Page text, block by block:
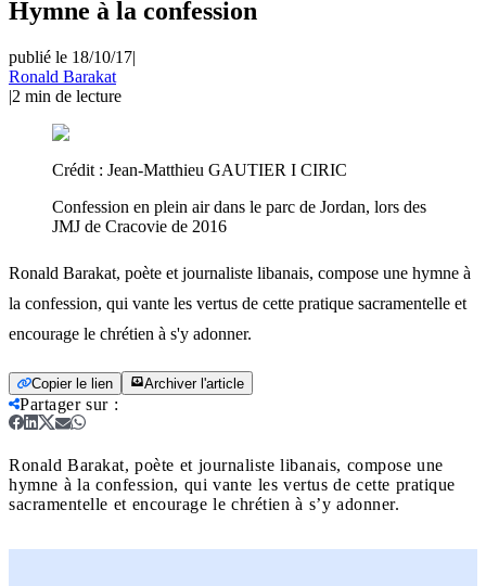
Hymne à la confession
publié le 18/10/17|
Ronald Barakat
|2 min de lecture
Crédit : Jean-Matthieu GAUTIER I CIRIC
Confession en plein air dans le parc de Jordan, lors des
JMJ de Cracovie de 2016
Ronald Barakat, poète et journaliste libanais, compose une hymne à
la confession, qui vante les vertus de cette pratique sacramentelle et
encourage le chrétien à s'y adonner.
Copier le lien Archiver l'article
Partager sur:
Ronald Barakat, poète et journaliste libanais, compose une
hymne à la confession, qui vante les vertus de cette pratique
sacramentelle et encourage le chrétien à s’y adonner.